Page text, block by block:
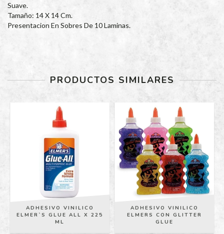
Suave.
Tamaño: 14 X 14 Cm.
Presentacion En Sobres De 10 Laminas.
PRODUCTOS SIMILARES
ADHESIVO VINILICO
ELMER`S GLUE ALL X 225
ML
ADHESIVO VINILICO
ELMERS CON GLITTER
GLUE